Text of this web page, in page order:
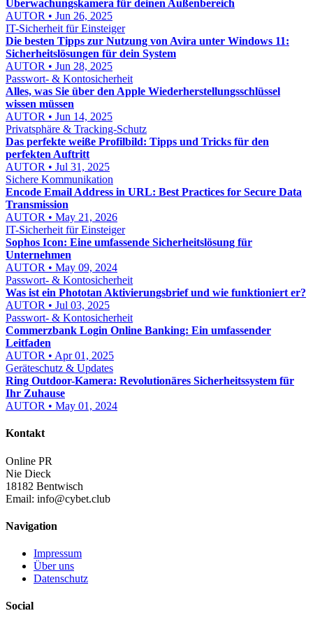
Überwachungskamera für deinen Außenbereich
AUTOR • Jun 26, 2025
IT-Sicherheit für Einsteiger
Die besten Tipps zur Nutzung von Avira unter Windows 11:
Sicherheitslösungen für dein System
AUTOR • Jun 28, 2025
Passwort- & Kontosicherheit
Alles, was Sie über den Apple Wiederherstellungsschlüssel
wissen müssen
AUTOR • Jun 14, 2025
Privatsphäre & Tracking-Schutz
Das perfekte weiße Profilbild: Tipps und Tricks für den
perfekten Auftritt
AUTOR • Jul 31, 2025
Sichere Kommunikation
Encode Email Address in URL: Best Practices for Secure Data
Transmission
AUTOR • May 21, 2026
IT-Sicherheit für Einsteiger
Sophos Icon: Eine umfassende Sicherheitslösung für
Unternehmen
AUTOR • May 09, 2024
Passwort- & Kontosicherheit
Was ist ein Phototan Aktivierungsbrief und wie funktioniert er?
AUTOR • Jul 03, 2025
Passwort- & Kontosicherheit
Commerzbank Login Online Banking: Ein umfassender
Leitfaden
AUTOR • Apr 01, 2025
Geräteschutz & Updates
Ring Outdoor-Kamera: Revolutionäres Sicherheitssystem für
Ihr Zuhause
AUTOR • May 01, 2024
Kontakt
Online PR
Nie Dieck
18182 Bentwisch
Email: info@cybet.club
Navigation
Impressum
Über uns
Datenschutz
Social